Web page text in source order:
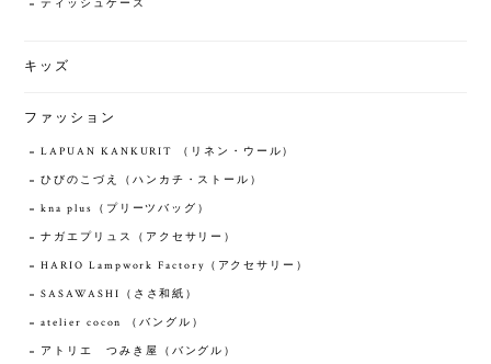
ティッシュケース
キッズ
ファッション
LAPUAN KANKURIT （リネン・ウール）
ひびのこづえ（ハンカチ・ストール）
kna plus（プリーツバッグ）
ナガエプリュス（アクセサリー）
HARIO Lampwork Factory（アクセサリー）
SASAWASHI（ささ和紙）
atelier cocon （バングル）
アトリエ つみき屋（バングル）